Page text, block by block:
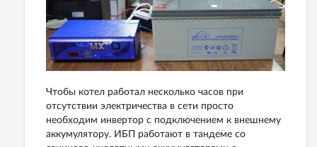
Чтобы котел работал несколько часов при
отсутствии электричества в сети просто
необходим инвертор с подключением к внешнему
аккумулятору. ИБП работают в тандеме со